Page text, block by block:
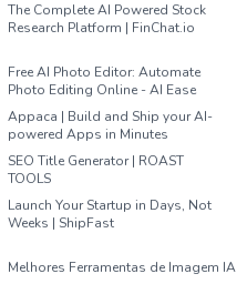
The Complete AI Powered Stock
Research Platform | FinChat.io
Free AI Photo Editor: Automate
Photo Editing Online - AI Ease
Appaca | Build and Ship your AI-
powered Apps in Minutes
SEO Title Generator | ROAST
TOOLS
Launch Your Startup in Days, Not
Weeks | ShipFast
Melhores Ferramentas de Imagem IA